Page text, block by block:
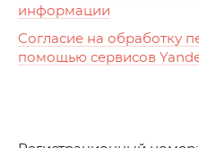
информации
Согласие на обработку
помощью сервисов